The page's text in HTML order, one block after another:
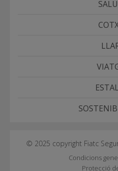
© 2025 copyright Fiatc
Condicions
Protecció